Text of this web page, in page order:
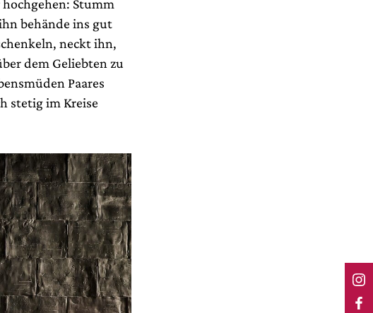
Stumm
behände ins gut
neckt ihn,
dem Geliebten zu
Paares
stetig im Kreise